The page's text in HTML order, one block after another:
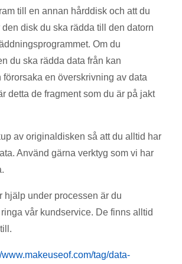
till en annan hårddisk och att du
disk du ska rädda till den datorn
Om du
du ska rädda data från kan
en överskrivning av data
detta de fragment som du är på jakt
av originaldisken så att du alltid har
Använd gärna verktyg som vi har
hjälp under processen är du
vår kundservice. De finns alltid
www.makeuseof.com/tag/data-